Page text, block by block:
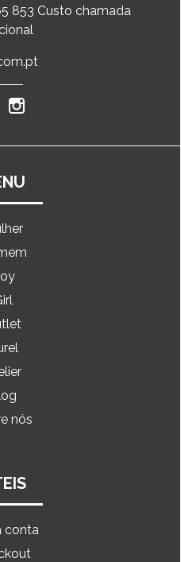
853 Custo chamada
nós
conta